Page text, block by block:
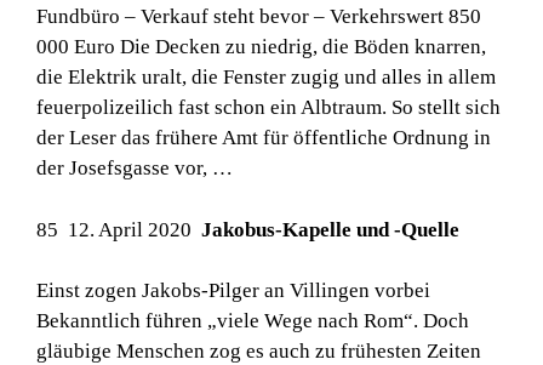
Fundbüro – Verkauf steht bevor – Verkehrswert 850
000 Euro Die Decken zu niedrig, die Böden knarren,
die Elektrik uralt, die Fenster zugig und alles in allem
feuerpolizeilich fast schon ein Albtraum. So stellt sich
der Leser das frühere Amt für öffentliche Ordnung in
der Josefsgasse vor, …
85 12. April 2020 Jakobus-Kapelle und -Quelle
Einst zogen Jakobs-Pilger an Villingen vorbei
Bekanntlich führen „viele Wege nach Rom“. Doch
gläubige Menschen zog es auch zu frühesten Zeiten